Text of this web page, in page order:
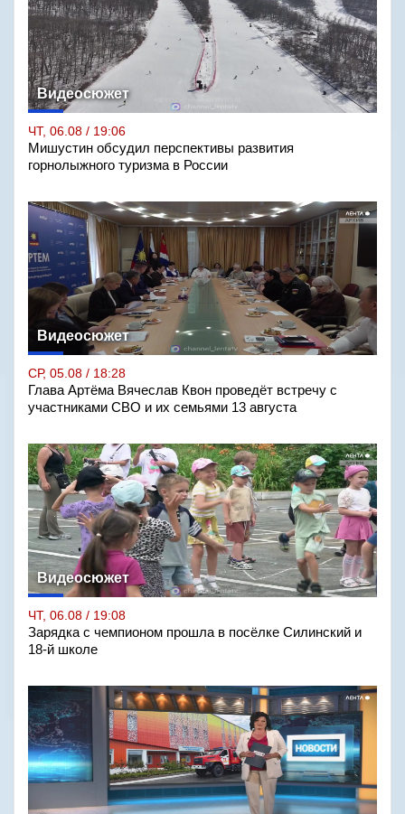
Видеосюжет
ЧТ, 06.08 / 19:06
Мишустин обсудил перспективы развития
горнолыжного туризма в России
Видеосюжет
СР, 05.08 / 18:28
Глава Артёма Вячеслав Квон проведёт встречу с
участниками СВО и их семьями 13 августа
Видеосюжет
ЧТ, 06.08 / 19:08
Зарядка с чемпионом прошла в посёлке Силинский и
18-й школе